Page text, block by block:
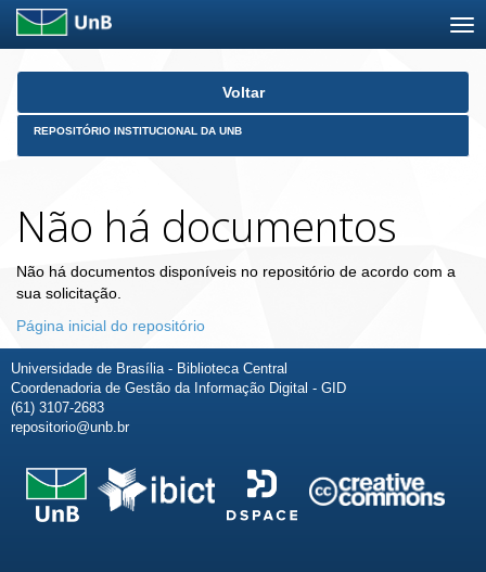
Skip
Voltar
REPOSITÓRIO INSTITUCIONAL DA UNB
Não há documentos
Não há documentos disponíveis no repositório de acordo com a
sua solicitação.
Página inicial do repositório
Universidade de Brasília - Biblioteca Central
Coordenadoria de Gestão da Informação Digital - GID
(61) 3107-2683
repositorio@unb.br